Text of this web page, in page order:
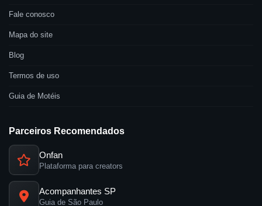
Fale conosco
Mapa do site
Blog
Termos de uso
Guia de Motéis
Parceiros Recomendados
Onfan
Plataforma para creators
Acompanhantes SP
Guia de São Paulo